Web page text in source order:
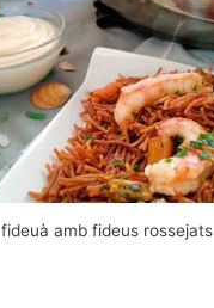
fideuà amb fideus rossejats